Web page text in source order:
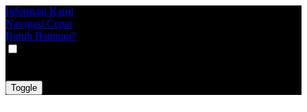
Informasi Kami
Navigasi Cepat
Butuh Bantuan?
Toggle